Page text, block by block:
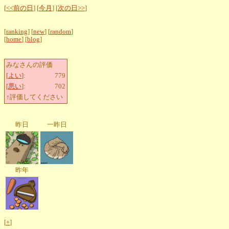
[<<前の日 ] [今月 ] [次の日>>]
[ranking] [new] [random]
[home] [blog]
みなさんの評価
[よい]:
779
[悪い]:
702
↑評価してください
昨日 一昨日
昨年
[+]